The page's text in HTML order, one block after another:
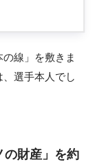
線」を敷きま
選手本人でし
の財産」を約